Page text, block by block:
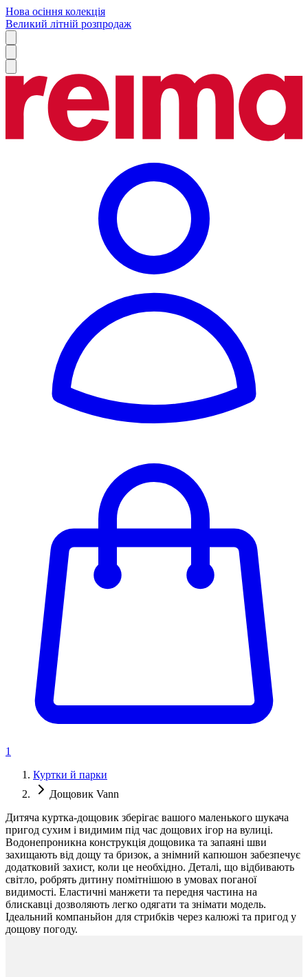
Нова осіння колекція
Великий літній розпродаж
1
Куртки й парки
Дощовик Vann
Дитяча куртка-дощовик зберігає вашого маленького шукача
пригод сухим і видимим під час дощових ігор на вулиці.
Водонепроникна конструкція дощовика та запаяні шви
захищають від дощу та бризок, а знімний капюшон забезпечує
додатковий захист, коли це необхідно. Деталі, що відбивають
світло, робрять дитину помітнішою в умовах поганої
видимості. Еластичні манжети та передня частина на
блискавці дозволяють легко одягати та знімати модель.
Ідеальний компаньйон для стрибків через калюжі та пригод у
дощову погоду.